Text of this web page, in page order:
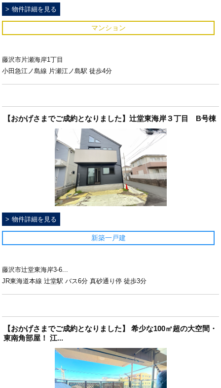
物件詳細を見る
マンション
藤沢市片瀬海岸1丁目
小田急江ノ島線 片瀬江ノ島駅 徒歩4分
【おかげさまでご成約となりました】辻堂東海岸３丁目 B号棟
物件詳細を見る
新築一戸建
藤沢市辻堂東海岸3-6...
JR東海道本線 辻堂駅 バス6分 真砂通り停 徒歩3分
【おかげさまでご成約となりました】 希少な100㎡超の大空間・
東南角部屋！ 江...